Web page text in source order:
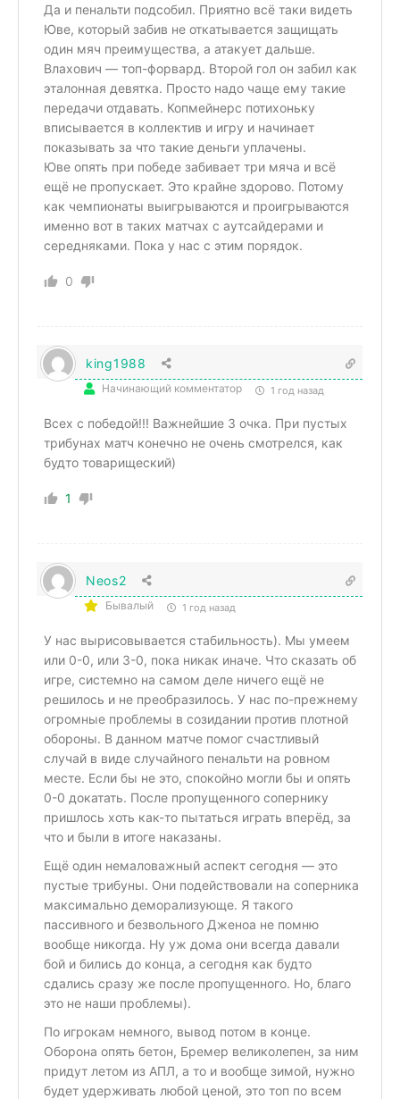
Да и пенальти подсобил. Приятно всё таки видеть
Юве, который забив не откатывается защищать
один мяч преимущества, а атакует дальше.
Влахович — топ-форвард. Второй гол он забил как
эталонная девятка. Просто надо чаще ему такие
передачи отдавать. Копмейнерс потихоньку
вписывается в коллектив и игру и начинает
показывать за что такие деньги уплачены.
Юве опять при победе забивает три мяча и всё
ещё не пропускает. Это крайне здорово. Потому
как чемпионаты выигрываются и проигрываются
именно вот в таких матчах с аутсайдерами и
середняками. Пока у нас с этим порядок.
0
king1988
Начинающий комментатор 1 год назад
Всех с победой!!! Важнейшие 3 очка. При пустых
трибунах матч конечно не очень смотрелся, как
будто товарищеский)
1
Neos2
Бывалый 1 год назад
У нас вырисовывается стабильность). Мы умеем
или 0-0, или 3-0, пока никак иначе. Что сказать об
игре, системно на самом деле ничего ещё не
решилось и не преобразилось. У нас по-прежнему
огромные проблемы в созидании против плотной
обороны. В данном матче помог счастливый
случай в виде случайного пенальти на ровном
месте. Если бы не это, спокойно могли бы и опять
0-0 докатать. После пропущенного сопернику
пришлось хоть как-то пытаться играть вперёд, за
что и были в итоге наказаны.
Ещё один немаловажный аспект сегодня — это
пустые трибуны. Они подействовали на соперника
максимально деморализующе. Я такого
пассивного и безвольного Дженоа не помню
вообще никогда. Ну уж дома они всегда давали
бой и бились до конца, а сегодня как будто
сдались сразу же после пропущенного. Но, благо
это не наши проблемы).
По игрокам немного, вывод потом в конце.
Оборона опять бетон, Бремер великолепен, за ним
придут летом из АПЛ, а то и вообще зимой, нужно
будет удерживать любой ценой, это топ по всем